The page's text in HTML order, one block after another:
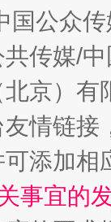
象丛生
大"原罪"
国公众
共传媒/
京）有
情链接
添加相
事宜的